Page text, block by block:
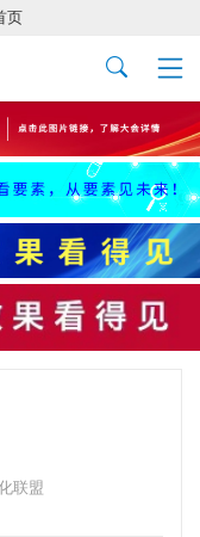
页
联盟